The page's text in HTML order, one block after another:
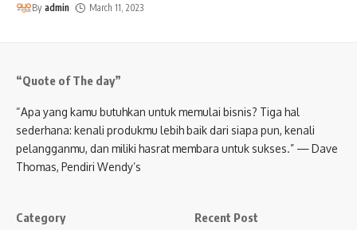
By admin March 11, 2023
“Quote of The day”
“Apa yang kamu butuhkan untuk memulai bisnis? Tiga hal
sederhana: kenali produkmu lebih baik dari siapa pun, kenali
pelangganmu, dan miliki hasrat membara untuk sukses.” — Dave
Thomas, Pendiri Wendy’s
Category Recent Post